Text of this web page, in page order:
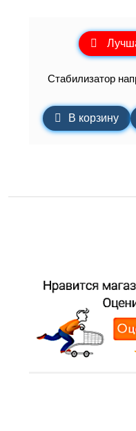
Стабилизатор
В корзину